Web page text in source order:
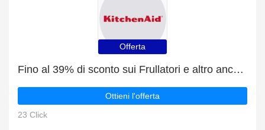
Offerta
Fino al 39% di sconto sui Frullatori e altro ancora
Ottieni l'offerta
23 Click